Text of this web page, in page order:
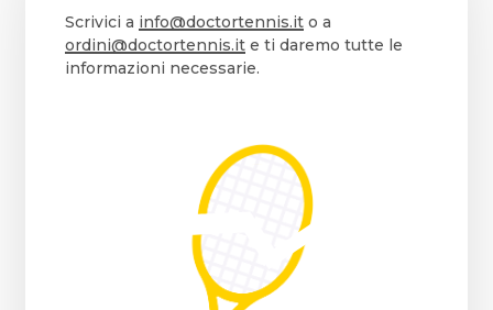
Scrivici a info@doctortennis.ito a
ordini@doctortennis.ite ti daremo tutte le
informazioni necessarie.